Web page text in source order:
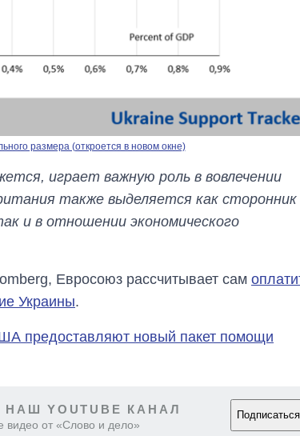
размера (откроется в новом окне)
играет важную роль в вовлечении
также выделяется как сторонник
и в отношении экономического
Евросоюз рассчитывает сам
Украины.
предоставляют новый пакет помощи
YOUTUBE КАНАЛ
видео от «Слово и дело»
Подписаться